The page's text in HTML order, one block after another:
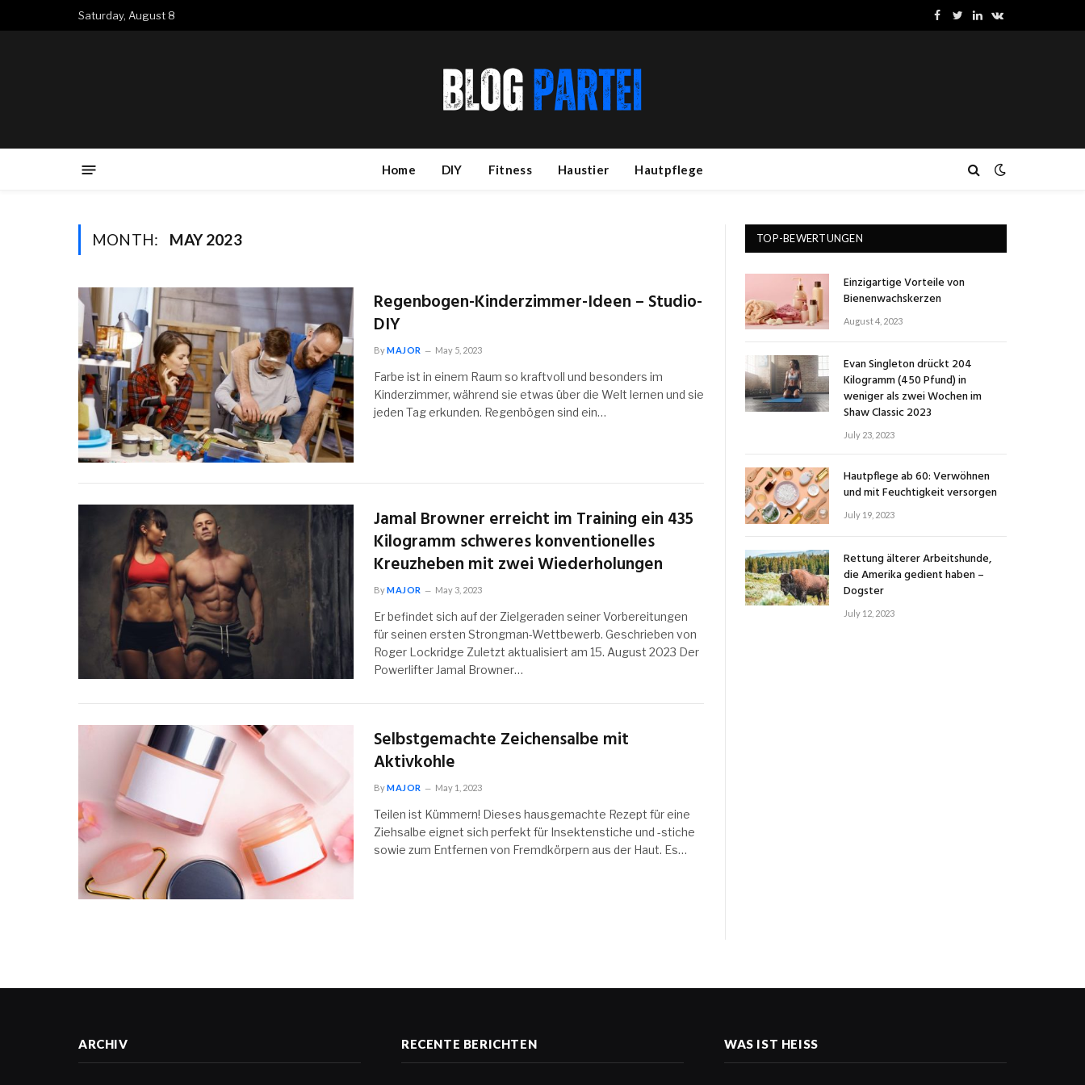
Saturday, August 8
Facebook
TwitterLinkedInVKontakte
Home DIY Fitness Haustier Hautpflege
MONTH: MAY 2023
Regenbogen-Kinderzimmer-Ideen – Studio-
DIY
ByMAJOR May 5, 2023
Farbe ist in einem Raum so kraftvoll und besonders im
Kinderzimmer, während sie etwas über die Welt lernen und sie
jeden Tag erkunden. Regenbögen sind ein…
Jamal Browner erreicht im Training ein 435
Kilogramm schweres konventionelles
Kreuzheben mit zwei Wiederholungen
ByMAJOR May 3, 2023
Er befindet sich auf der Zielgeraden seiner Vorbereitungen
für seinen ersten Strongman-Wettbewerb. Geschrieben von
Roger Lockridge Zuletzt aktualisiert am 15. August 2023 Der
Powerlifter Jamal Browner…
Selbstgemachte Zeichensalbe mit
Aktivkohle
ByMAJOR May 1, 2023
Teilen ist Kümmern! Dieses hausgemachte Rezept für eine
Ziehsalbe eignet sich perfekt für Insektenstiche und -stiche
sowie zum Entfernen von Fremdkörpern aus der Haut. Es…
TOP-BEWERTUNGEN
Einzigartige Vorteile von
Bienenwachskerzen
August 4, 2023
Evan Singleton drückt 204
Kilogramm (450 Pfund) in
weniger als zwei Wochen im
Shaw Classic 2023
July 23, 2023
Hautpflege ab 60: Verwöhnen
und mit Feuchtigkeit versorgen
July 19, 2023
Rettung älterer Arbeitshunde,
die Amerika gedient haben –
Dogster
July 12, 2023
ARCHIV RECENTE BERICHTEN WAS IST HEISS